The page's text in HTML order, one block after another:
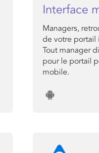
Interface
Managers,
de votre portail
Tout manager
pour le portail
mobile.